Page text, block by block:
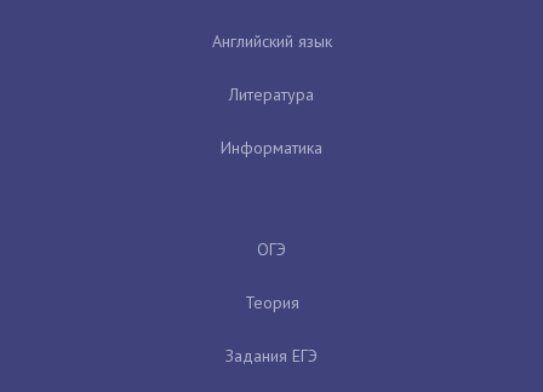
Английский язык
Литература
Информатика
ОГЭ
Теория
Задания ЕГЭ